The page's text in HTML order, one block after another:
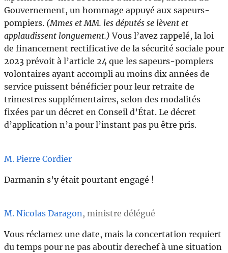
Gouvernement, un hommage appuyé aux sapeurs-
pompiers. (Mmes et MM. les députés se lèvent et
applaudissent longuement.) Vous l’avez rappelé, la loi
de financement rectificative de la sécurité sociale pour
2023 prévoit à l’article 24 que les sapeurs-pompiers
volontaires ayant accompli au moins dix années de
service puissent bénéficier pour leur retraite de
trimestres supplémentaires, selon des modalités
fixées par un décret en Conseil d’État. Le décret
d’application n’a pour l’instant pas pu être pris.
M. Pierre Cordier
Darmanin s’y était pourtant engagé !
M. Nicolas Daragon, ministre délégué
Vous réclamez une date, mais la concertation requiert
du temps pour ne pas aboutir derechef à une situation